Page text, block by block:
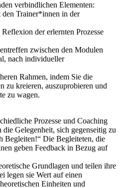
verbindlichen Elementen:
Trainer*innen in der
der erlernten Prozesse
zwischen den Modulen
nach individueller
Rahmen, indem Sie die
zu kreieren, auszuprobieren und
zu wagen.
Prozesse und Coaching
Gelegenheit, sich gegenseitig zu
Begleiten!“ Die Begleiteten, die
geben Feedback in Bezug auf
Grundlagen und teilen ihre
legen sie Wert auf einen
Einheiten und